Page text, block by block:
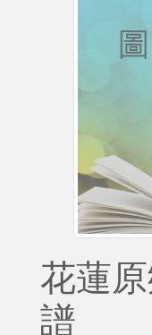
花蓮
譜